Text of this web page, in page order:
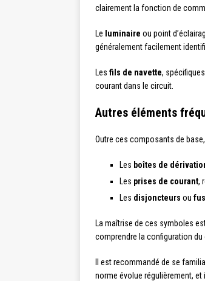
clairement la fonction de
Le luminaire ou point
généralement facilement
Les fils de navette,
courant dans le circuit.
Autres éléments
Outre ces composants de
Les boîtes de
Les prises de courant,
Les disjoncteurs ou
La maîtrise de ces symboles
comprendre la configuration du
Il est recommandé de se
norme évolue régulièrement,